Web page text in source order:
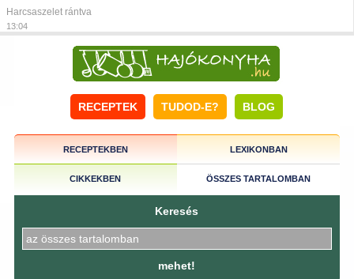
Harcsaszelet rántva
13:04
RECEPTEK TUDOD-E? BLOG
RECEPTEKBEN LEXIKONBAN
CIKKEKBEN ÖSSZES TARTALOMBAN
Keresés
mehet!